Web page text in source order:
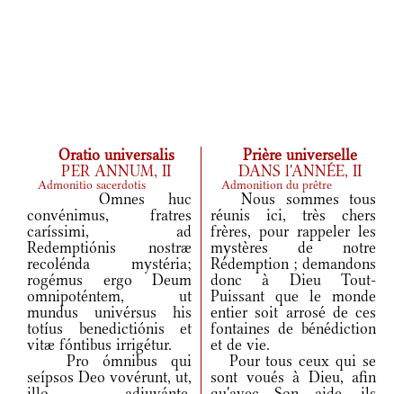
Oratio universalis
Prière universelle
PER ANNUM, II
DANS l'ANNÉE, II
Admonitio sacerdotis Admonition du prêtre
Omnes huc
convénimus, fratres
caríssimi, ad
Redemptiónis nostræ
recolénda mystéria;
rogémus ergo Deum
omnipoténtem, ut
mundus univérsus his
totíus benedictiónis et
vitæ fóntibus irrigétur.
Nous sommes tous
réunis ici, très chers
frères, pour rappeler les
mystères de notre
Rédemption ; demandons
donc à Dieu Tout-
Puissant que le monde
entier soit arrosé de ces
fontaines de bénédiction
et de vie.
Pro ómnibus qui
seípsos Deo vovérunt, ut,
Pour tous ceux qui se
sont voués à Dieu, afin